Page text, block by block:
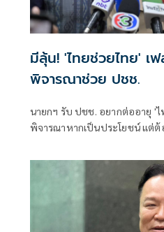
มีลุ้น! 'ไทยช่วยไทย'
พิจารณาช่วย ปชช.
นายกฯ รับ ปชช. อยากต่ออายุ '
พิจารณาหากเป็นประโยชน์ แต่
มันเย็น'